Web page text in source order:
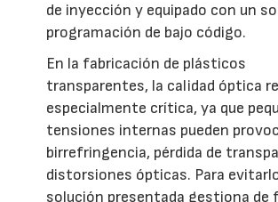
de inyección y equipado con un
programación de bajo código.
En la fabricación de plásticos
transparentes, la calidad óptica
especialmente crítica, ya que
tensiones internas pueden
birrefringencia, pérdida de
distorsiones ópticas. Para
solución presentada gestiona de